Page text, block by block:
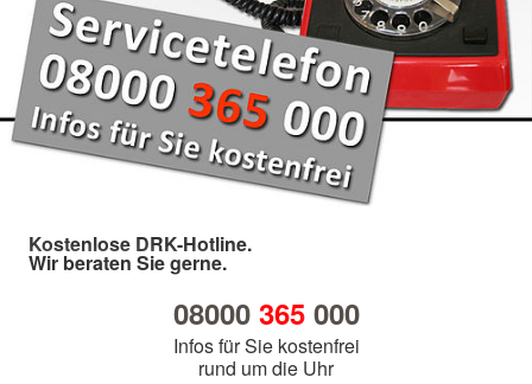
Kostenlose DRK-Hotline.
Wir beraten Sie gerne.
08000 365000
Infos für Sie kostenfrei
rund um die Uhr